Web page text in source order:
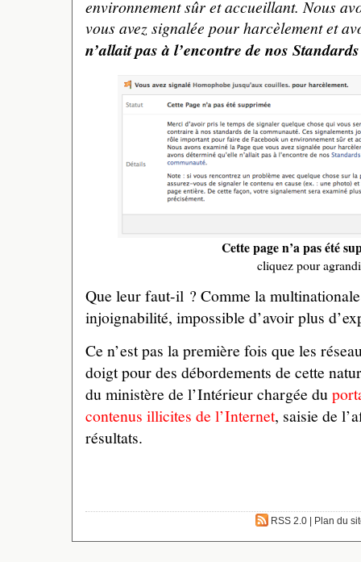
environnement sûr et accueillant. Nous
vous avez signalée pour harcèlement et
n’allait pas à l’encontre de nos
Cette page n’a pas été
cliquez pour
Que leur faut-il ? Comme la
injoignabilité, impossible d’avoir plus
Ce n’est pas la première fois que les
doigt pour des débordements de cette
du ministère de l’Intérieur chargée du
contenus illicites de l’Internet, saisie de
résultats.
RSS 2.0 Plan du